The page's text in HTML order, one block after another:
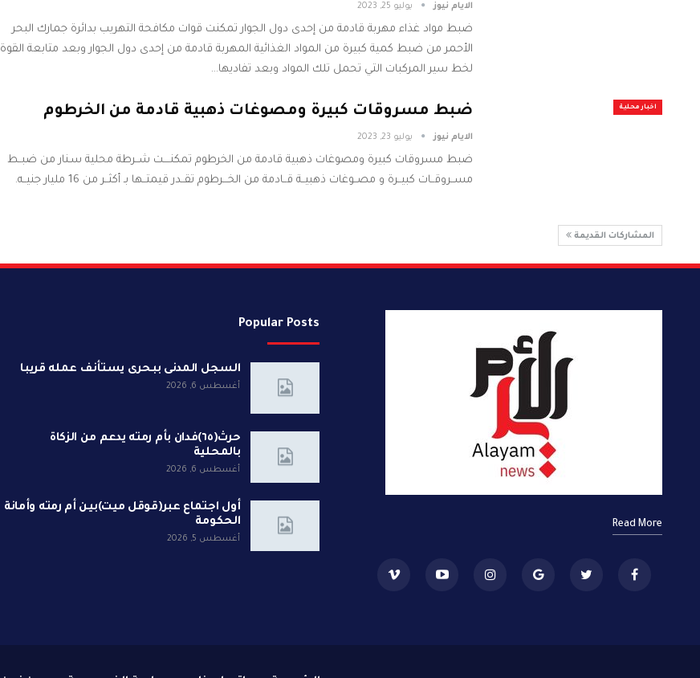
الايام نيوز يوليو 25, 2023
ضبط مواد غذاء مهربة قادمة من إحدى دول الجوار تمكنت قوات مكافحة التهريب بدائرة جمارك البحر
الأحمر من ضبط كمية كبيرة من المواد الغذائية المهربة قادمة من إحدى دول الجوار وبعد متابعة القوة
لخط سير المركبات التي تحمل تلك المواد وبعد تفاديها…
اخبار محلية ضبط مسروقات كبيرة ومصوغات ذهبية قادمة من الخرطوم
الايام نيوز يوليو 23, 2023
ضبط مسروقات كبيرة ومصوغات ذهبية قادمة من الخرطوم تمكنــــت شــرطة محلية سـنار من ضبــط
مســروقــات كبيــرة و مصــوغات ذهبيــة قــادمة من الخـــرطوم تقــدر قيمتــها بـ أكثــر من 16 مليار جنيــه.
المشاركات القديمة
Read More
Popular Posts
السجل المدنى ببحرى يستأنف عمله قريبا
أغسطس 6, 2026
حرث(٦٥)فدان بأم رمته يدعم من الزكاة
بالمحلية
أغسطس 6, 2026
أول اجتماع عبر(قوقل ميت)بين أم رمته وأمانة
الحكومة
أغسطس 5, 2026